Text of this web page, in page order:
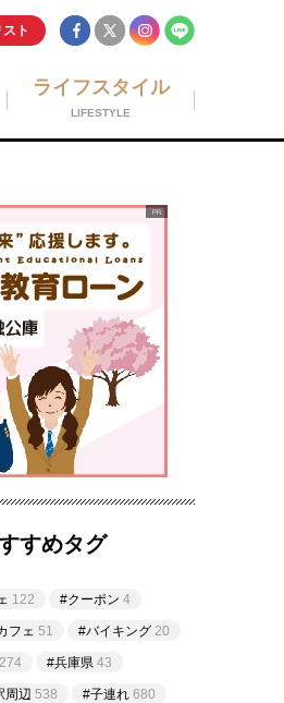
ト
ライフスタイル
LIFESTYLE
すめタグ
122 #クーポン 4
フェ 51 #バイキング 20
#兵庫県 43
周辺 538 #子連れ 680